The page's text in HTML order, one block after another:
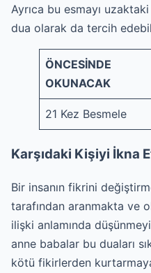
Ayrıca bu esmayı
dua olarak da tercih
ÖNCESİNDE
OKUNACAK
21 Kez Besmele
Karşıdaki Kişiyi İkna
Bir insanın fikrini
tarafından aranmakta ve
ilişki anlamında
anne babalar bu duaları
kötü fikirlerden